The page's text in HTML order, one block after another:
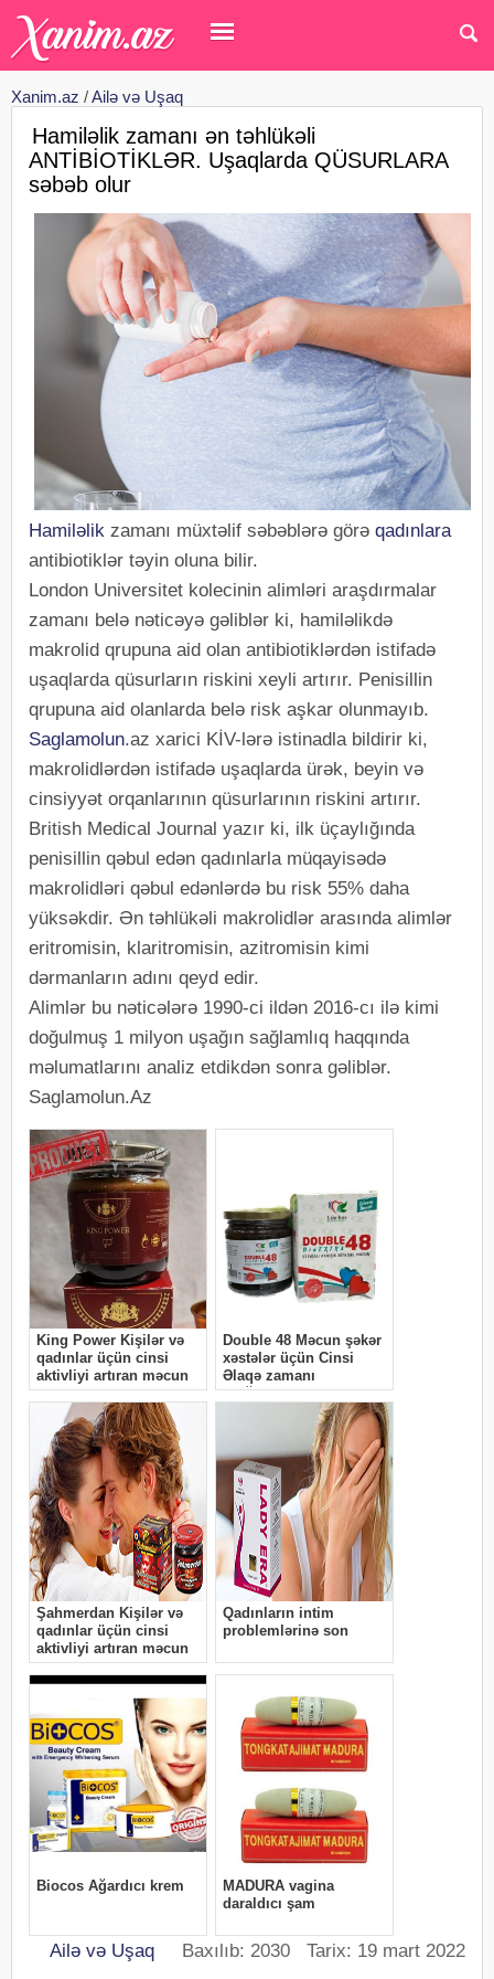
Xanim.az /Ailə və Uşaq
Hamiləlik zamanı ən təhlükəli
ANTİBİOTİKLƏR. Uşaqlarda QÜSURLARA
səbəb olur
Hamiləlik zamanı müxtəlif səbəblərə görə qadınlara
antibiotiklər təyin oluna bilir.
London Universitet kolecinin alimləri araşdırmalar
zamanı belə nəticəyə gəliblər ki, hamiləlikdə
makrolid qrupuna aid olan antibiotiklərdən istifadə
uşaqlarda qüsurların riskini xeyli artırır. Penisillin
qrupuna aid olanlarda belə risk aşkar olunmayıb.
Saglamolun.az xarici KİV-lərə istinadla bildirir ki,
makrolidlərdən istifadə uşaqlarda ürək, beyin və
cinsiyyət orqanlarının qüsurlarının riskini artırır.
British Medical Journal yazır ki, ilk üçaylığında
penisillin qəbul edən qadınlarla müqayisədə
makrolidləri qəbul edənlərdə bu risk 55% daha
yüksəkdir. Ən təhlükəli makrolidlər arasında alimlər
eritromisin, klaritromisin, azitromisin kimi
dərmanların adını qeyd edir.
Alimlər bu nəticələrə 1990-ci ildən 2016-cı ilə kimi
doğulmuş 1 milyon uşağın sağlamlıq haqqında
məlumatlarını analiz etdikdən sonra gəliblər.
Saglamolun.Az
Ailə və Uşaq Baxılıb: 2030 Tarix: 19 mart 2022